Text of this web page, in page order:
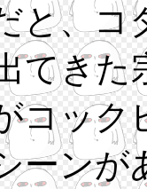
と、コ
てきた
コック
ーンが